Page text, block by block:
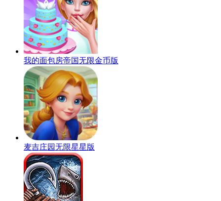
我的面包房帝国无限金币版
麦吉庄园无限星星版